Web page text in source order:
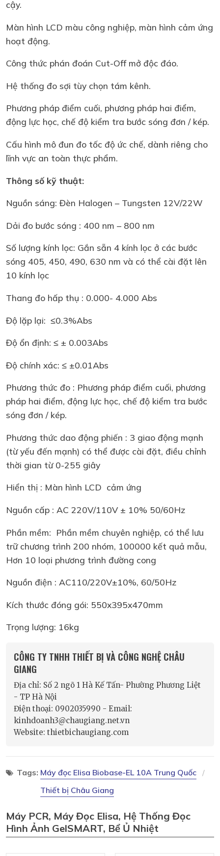
cậy.
Màn hình LCD màu công nghiệp, màn hình cảm ứng
hoạt động.
Công thức phán đoán Cut-Off mở độc đáo.
Hệ thống đo sợi tùy chọn tám kênh.
Phương pháp điểm cuối, phương pháp hai điểm,
động lực học, chế độ kiểm tra bước sóng đơn / kép.
Cấu hình mô đun đo tốc độ ức chế, dành riêng cho
lĩnh vực an toàn thực phẩm.
Thông số kỹ thuật:
Nguồn sáng: Đèn Halogen – Tungsten 12V/22W
Dải đo bước sóng : 400 nm – 800 nm
Số lượng kính lọc: Gắn sẵn 4 kính lọc ở các bước
sóng 405, 450, 490, 630 nm và có thể cài đặt lên
10 kính lọc
Thang đo hấp thụ : 0.000- 4.000 Abs
Độ lặp lại: ≤0.3%Abs
Độ ổn định: ≤ ± 0.003Abs
Độ chính xác: ≤ ±0.01Abs
Phương thức đo : Phương pháp điểm cuối, phương
pháp hai điểm, động lực học, chế độ kiểm tra bước
sóng đơn / kép.
Phương thức dao động phiến : 3 giao động mạnh
(từ yếu đến mạnh) có thể được cài đặt, điều chỉnh
thời gian từ 0-255 giây
Hiển thị : Màn hình LCD cảm ứng
Nguồn cấp : AC 220V/110V ± 10% 50/60Hz
Phần mềm: Phần mềm chuyên nghiệp, có thể lưu
trữ chương trình 200 nhóm, 100000 kết quả mẫu,
Hơn 10 loại phương trình đường cong
Nguồn điện : AC110/220V±10%, 60/50Hz
Kích thước đóng gói: 550x395x470mm
Trọng lượng: 16kg
CÔNG TY TNHH THIẾT BỊ VÀ CÔNG NGHỆ CHÂU
GIANG
Địa chỉ: Số 2 ngõ 1 Hà Kế Tấn- Phường Phương Liệt
- TP Hà Nội
Điện thoại: 0902035990 - Email:
kinhdoanh3@chaugiang.net.vn
Website: thietbichaugiang.com
Tags: Máy đọc Elisa Biobase-EL 10A Trung Quốc
Thiết bị Châu Giang
Máy PCR, Máy Đọc Elisa, Hệ Thống Đọc
Hình Ảnh GelSMART, Bể Ủ Nhiệt